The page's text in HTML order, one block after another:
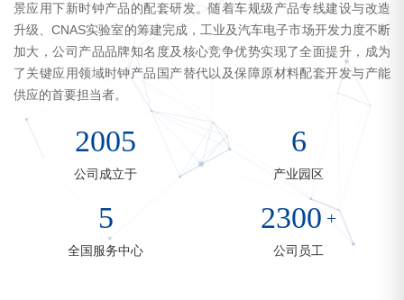
景应用下新时钟产品的配套研发。随着车规级产品专线建设与改造
升级、CNAS实验室的筹建完成，工业及汽车电子市场开发力度不断
加大，公司产品品牌知名度及核心竞争优势实现了全面提升，成为
了关键应用领域时钟产品国产替代以及保障原材料配套开发与产能
供应的首要担当者。
2005
公司成立于
6
产业园区
5
全国服务中心
2300 +
公司员工